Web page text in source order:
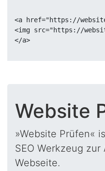
<a href="https://
<img src="https://
Website
»Website Prüfen«
SEO Werkzeug
Webseite.